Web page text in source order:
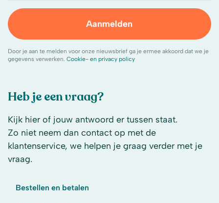
Heb je een vraag?
Kijk hier of jouw antwoord er tussen staat.
Zo niet neem dan contact op met de
klantenservice, we helpen je graag verder met je
vraag.
Bestellen en betalen
Aanmelden
Door je aan te melden voor onze nieuwsbrief ga je ermee akkoord dat we je
gegevens verwerken. Cookie- en privacy policy